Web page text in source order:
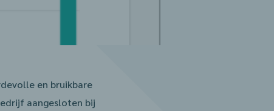
en bruikbare
aangesloten bij